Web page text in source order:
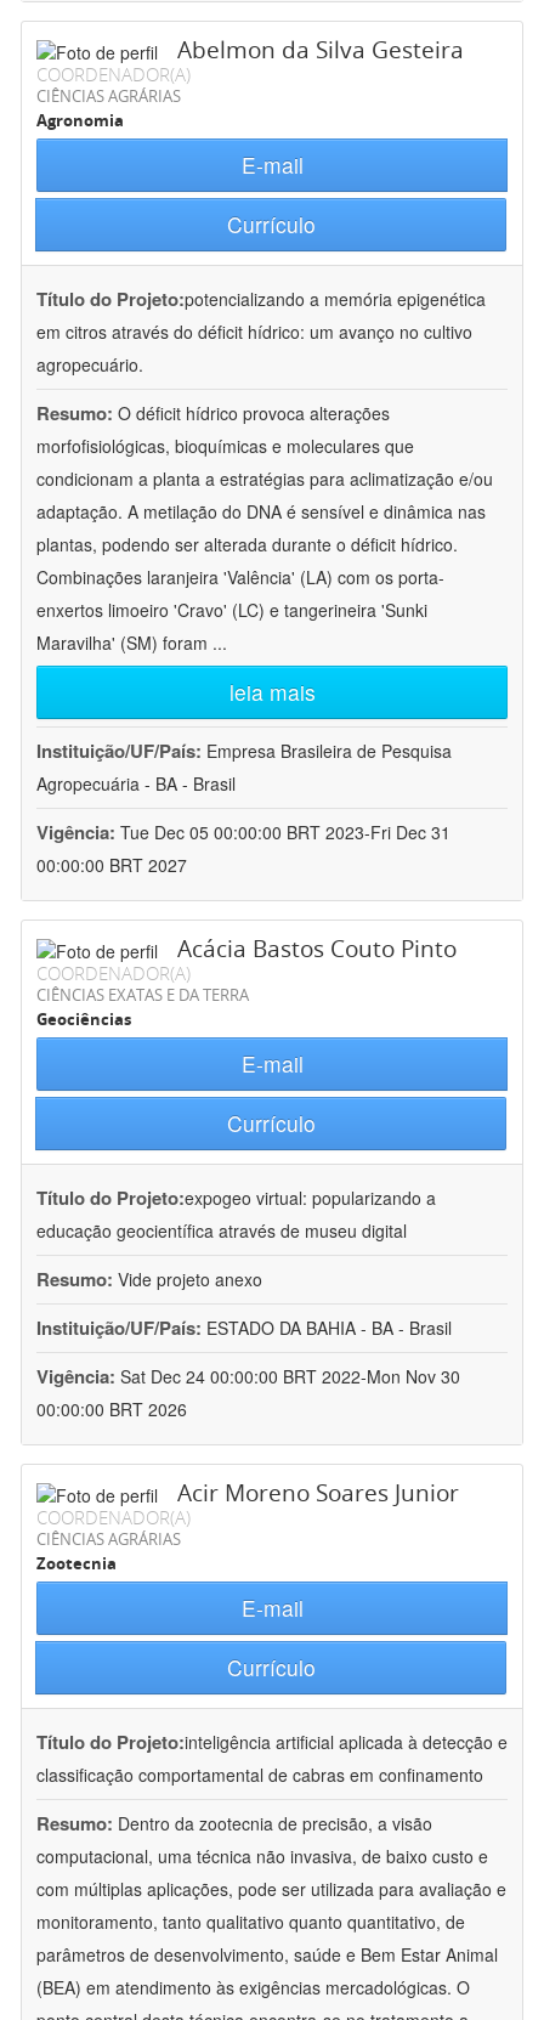
Abelmon da Silva Gesteira
COORDENADOR(A)
CIÊNCIAS AGRÁRIAS
Agronomia
E-mail
Currículo
Título do Projeto:potencializando a memória epigenética
em citros através do déficit hídrico: um avanço no cultivo
agropecuário.
Resumo: O déficit hídrico provoca alterações
morfofisiológicas, bioquímicas e moleculares que
condicionam a planta a estratégias para aclimatização e/ou
adaptação. A metilação do DNA é sensível e dinâmica nas
plantas, podendo ser alterada durante o déficit hídrico.
Combinações laranjeira 'Valência' (LA) com os porta-
enxertos limoeiro 'Cravo' (LC) e tangerineira 'Sunki
Maravilha' (SM) foram ...
leia mais
Instituição/UF/País: Empresa Brasileira de Pesquisa
Agropecuária - BA - Brasil
Vigência: Tue Dec 05 00:00:00 BRT 2023-Fri Dec 31
00:00:00 BRT 2027
Acácia Bastos Couto Pinto
COORDENADOR(A)
CIÊNCIAS EXATAS E DA TERRA
Geociências
E-mail
Currículo
Título do Projeto:expogeo virtual: popularizando a
educação geocientífica através de museu digital
Resumo: Vide projeto anexo
Instituição/UF/País: ESTADO DA BAHIA - BA - Brasil
Vigência: Sat Dec 24 00:00:00 BRT 2022-Mon Nov 30
00:00:00 BRT 2026
Acir Moreno Soares Junior
COORDENADOR(A)
CIÊNCIAS AGRÁRIAS
Zootecnia
E-mail
Currículo
Título do Projeto:inteligência artificial aplicada à detecção e
classificação comportamental de cabras em confinamento
Resumo: Dentro da zootecnia de precisão, a visão
computacional, uma técnica não invasiva, de baixo custo e
com múltiplas aplicações, pode ser utilizada para avaliação e
monitoramento, tanto qualitativo quanto quantitativo, de
parâmetros de desenvolvimento, saúde e Bem Estar Animal
(BEA) em atendimento às exigências mercadológicas. O